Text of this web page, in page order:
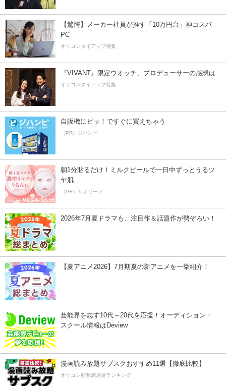
【驚愕】メーカー社員が推す「10万円台」神コスパ
PC
オリコンタイアップ特集
『VIVANT』限定ウオッチ、プロデューサーの感想は
オリコンタイアップ特集
自販機にピッ！ですぐに買えちゃう
（PR）ジハンピ
朝1分貼るだけ！ミルクピールで一日中ずっとうるツ
ヤ肌
（PR）サボリーノ
2026年7月夏ドラマも、注目作＆話題作が勢ぞろい！
【夏アニメ2026】7月期夏の新アニメを一挙紹介！
芸能界を志す10代～20代を応援！オーディション・
スクール情報はDeview
漫画読み放題サブスクおすすめ11選【徹底比較】
オリコン顧客満足度ランキング